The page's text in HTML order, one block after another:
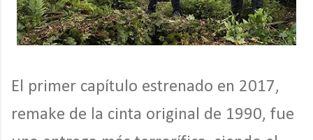
El primer capítulo estrenado en 2017,
remake de la cinta original de 1990, fue